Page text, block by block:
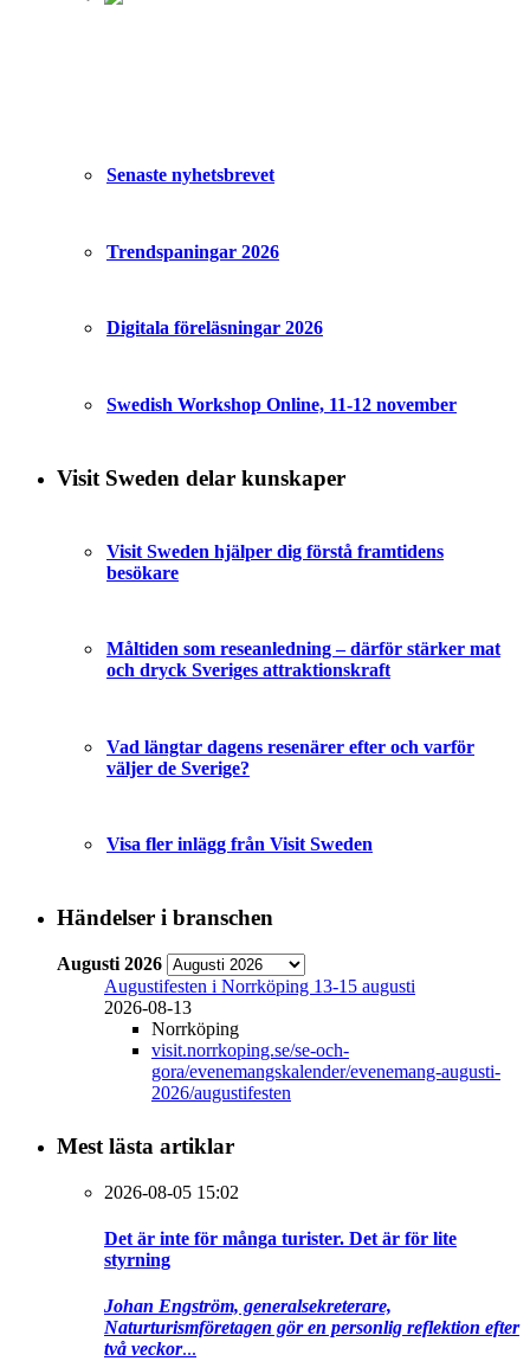
Senaste nyhetsbrevet
Trendspaningar 2026
Digitala föreläsningar 2026
Swedish Workshop Online, 11-12 november
Visit Sweden delar kunskaper
Visit Sweden hjälper dig förstå framtidens
besökare
Måltiden som reseanledning – därför stärker mat
och dryck Sveriges attraktionskraft
Vad längtar dagens resenärer efter och varför
väljer de Sverige?
Visa fler inlägg från Visit Sweden
Händelser i branschen
Augusti 2026
Augustifesten i Norrköping 13-15 augusti
2026-08-13
Norrköping
visit.norrkoping.se/se-och-
gora/evenemangskalender/evenemang-augusti-
2026/augustifesten
Mest lästa artiklar
2026-08-05 15:02
Det är inte för många turister. Det är för lite
styrning
Johan Engström, generalsekreterare,
Naturturismföretagen gör en personlig reflektion efter
två veckor...